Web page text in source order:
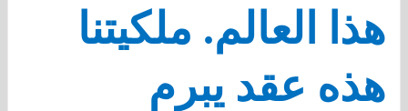
هذا العالم. ملكيتنا
هذه عقد يبرم